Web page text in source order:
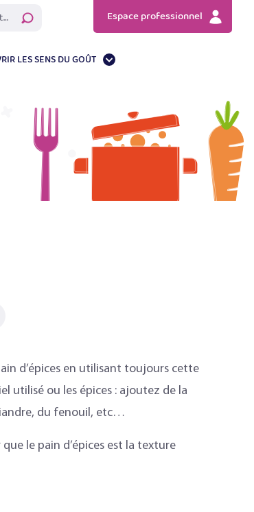
Espace professionnel
Rechercher
LES SENS DU GOÛT
d’épices en utilisant toujours cette
utilisé ou les épices : ajoutez de la
du fenouil, etc…
le pain d’épices est la texture